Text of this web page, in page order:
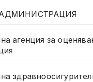
агенция за